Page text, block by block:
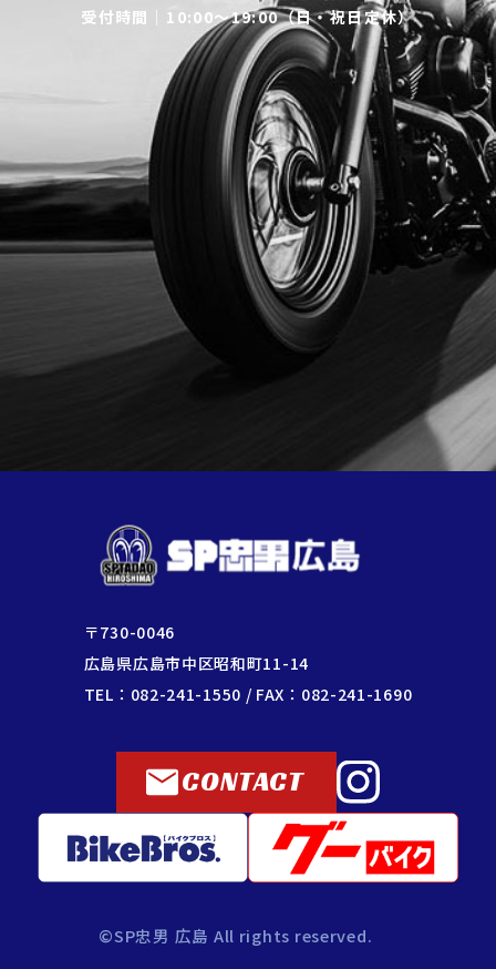
受付時間｜10:00～19:00（日・祝日定休）
〒730-0046
広島県広島市中区昭和町11-14
TEL：082-241-1550 / FAX：082-241-1690
CONTACT
©SP忠男 広島 All rights reserved.